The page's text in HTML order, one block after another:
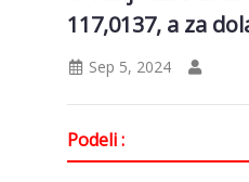
117,0137, a za
Sep 5, 2024
Podeli :